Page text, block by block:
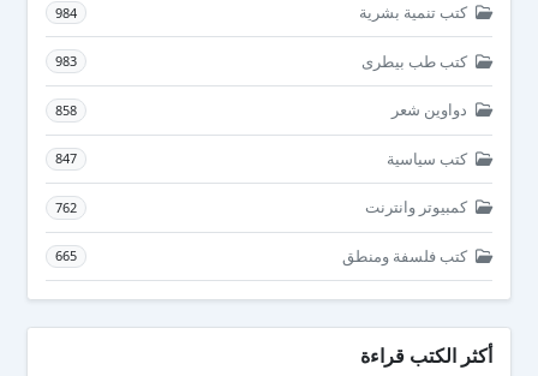
كتب تنمية بشرية 984
كتب طب بيطرى 983
دواوين شعر 858
كتب سياسية 847
كمبيوتر وانترنت 762
كتب فلسفة ومنطق 665
أكثر الكتب قراءة